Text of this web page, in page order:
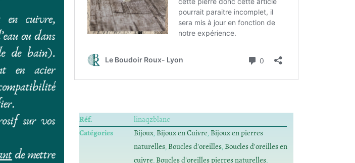
Réf.
linaqzblanc
Catégories
Bijoux,Bijoux en Cuivre,Bijoux en pierres
naturelles,Boucles d'oreilles,Boucles d'oreilles en
cuivre,Boucles d'oreilles pierres naturelles,